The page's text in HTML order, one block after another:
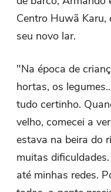
Centro Huwã Karu,
seu novo lar.
"Na época de
hortas, os
tudo certinho.
velho, comecei a
estava na beira do
muitas
até minhas redes.